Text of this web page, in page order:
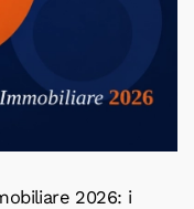
2026: i